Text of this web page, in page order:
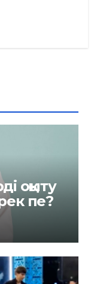
оқыту
пе?